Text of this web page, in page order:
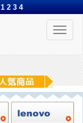
1 2 3 4
Toggle